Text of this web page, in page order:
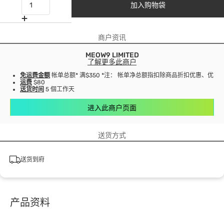
加入购物袋
商户资讯
MEOW9 LIMITED
了解更多此商户
免运费金额 帐单总额* 满$350 *注： 帐单净总额指扣除商品折扣优惠、优惠
运费 $80
送货时间 5 個工作天
进入此商户页面
送货方式
送货到府
产品资料